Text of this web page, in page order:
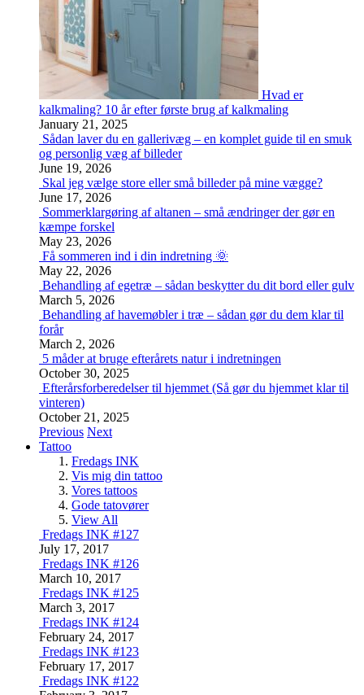
Hvad er
kalkmaling? 10 år efter første brug af kalkmaling
January 21, 2025
Sådan laver du en gallerivæg – en komplet guide til en smuk
og personlig væg af billeder
June 19, 2026
Skal jeg vælge store eller små billeder på mine vægge?
June 17, 2026
Sommerklargøring af altanen – små ændringer der gør en
kæmpe forskel
May 23, 2026
Få sommeren ind i din indretning 🌞
May 22, 2026
Behandling af egetræ – sådan beskytter du dit bord eller gulv
March 5, 2026
Behandling af havemøbler i træ – sådan gør du dem klar til
forår
March 2, 2026
5 måder at bruge efterårets natur i indretningen
October 30, 2025
Efterårsforberedelser til hjemmet (Så gør du hjemmet klar til
vinteren)
October 21, 2025
Previous Next
Tattoo
Fredags INK
Vis mig din tattoo
Vores tattoos
Gode tatovører
View All
Fredags INK #127
July 17, 2017
Fredags INK #126
March 10, 2017
Fredags INK #125
March 3, 2017
Fredags INK #124
February 24, 2017
Fredags INK #123
February 17, 2017
Fredags INK #122